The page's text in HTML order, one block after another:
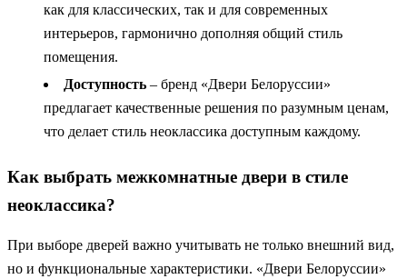
как для классических, так и для современных
интерьеров, гармонично дополняя общий стиль
помещения.
Доступность – бренд «Двери Белоруссии»
предлагает качественные решения по разумным ценам,
что делает стиль неоклассика доступным каждому.
Как выбрать межкомнатные двери в стиле
неоклассика?
При выборе дверей важно учитывать не только внешний вид,
но и функциональные характеристики. «Двери Белоруссии»